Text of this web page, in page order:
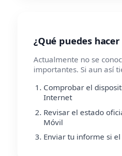
¿Qué puedes
Actualmente no se
importantes. Si aun así
Comprobar el
Internet
Revisar el estado
Móvil
Enviar tu informe si